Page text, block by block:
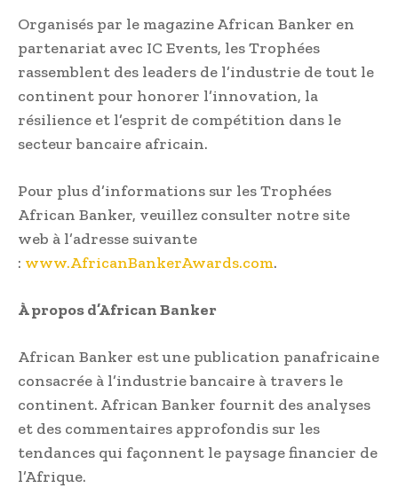
Organisés par le magazine African Banker en
partenariat avec IC Events, les Trophées
rassemblent des leaders de l’industrie de tout le
continent pour honorer l’innovation, la
résilience et l’esprit de compétition dans le
secteur bancaire africain.
Pour plus d’informations sur les Trophées
African Banker, veuillez consulter notre site
web à l’adresse suivante
: www.AfricanBankerAwards.com.
À propos d’African Banker
African Banker est une publication panafricaine
consacrée à l’industrie bancaire à travers le
continent. African Banker fournit des analyses
et des commentaires approfondis sur les
tendances qui façonnent le paysage financier de
l’Afrique.